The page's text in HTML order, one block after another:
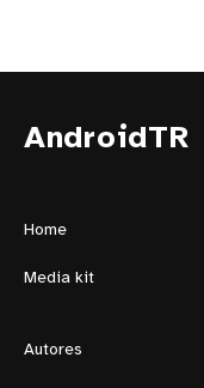
AndroidTR
Home
Media kit
Autores